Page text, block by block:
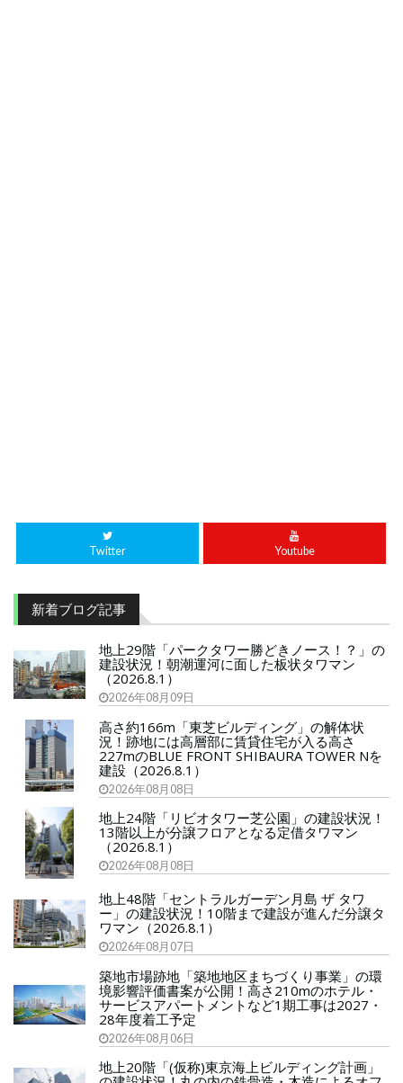
Twitter Youtube
新着ブログ記事
地上29階「パークタワー勝どきノース！？」の
建設状況！朝潮運河に面した板状タワマン
（2026.8.1）
2026年08月09日
高さ約166m「東芝ビルディング」の解体状
況！跡地には高層部に賃貸住宅が入る高さ
227mのBLUE FRONT SHIBAURA TOWER Nを
建設（2026.8.1）
2026年08月08日
地上24階「リビオタワー芝公園」の建設状況！
13階以上が分譲フロアとなる定借タワマン
（2026.8.1）
2026年08月08日
地上48階「セントラルガーデン月島 ザ タワ
ー」の建設状況！10階まで建設が進んだ分譲タ
ワマン（2026.8.1）
2026年08月07日
築地市場跡地「築地地区まちづくり事業」の環
境影響評価書案が公開！高さ210mのホテル・
サービスアパートメントなど1期工事は2027・
28年度着工予定
2026年08月06日
地上20階「(仮称)東京海上ビルディング計画」